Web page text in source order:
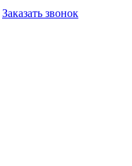
Заказать звонок